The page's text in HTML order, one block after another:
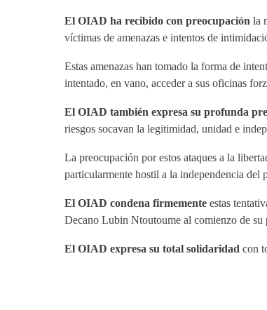
El OIAD ha recibido con preocupación la
víctimas de amenazas e intentos de
Estas amenazas han tomado la forma de
intentado, en vano, acceder a sus oficinas
El OIAD también expresa su profunda
riesgos socavan la legitimidad, unidad e
La preocupación por estos ataques a la
particularmente hostil a la independencia del
El OIAD condena firmemente estas
Decano Lubin Ntoutoume al comienzo de su
El OIAD expresa su total solidaridad con